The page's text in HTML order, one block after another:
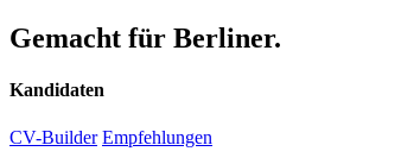
Gemacht für Berliner.
Kandidaten
CV-Builder Empfehlungen